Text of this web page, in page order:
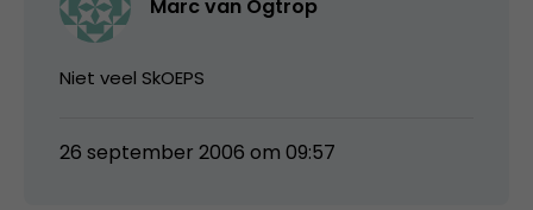
Marc van Ogtrop
Niet veel SkOEPS
26 september 2006 om 09:57